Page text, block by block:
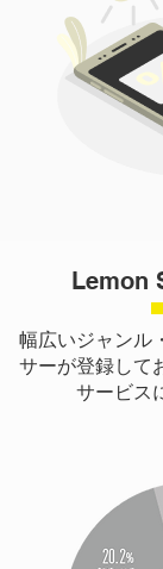
Lemon
幅広いジャンル
サーが登録して
サービス